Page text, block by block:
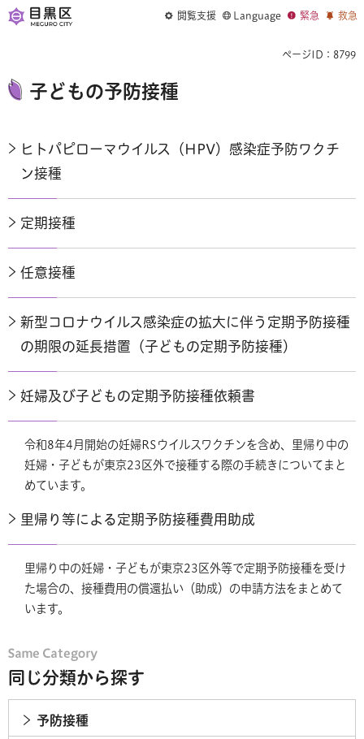
閲覧支援 Language 緊急 救急
ページID：8799
子どもの予防接種
ヒトパピローマウイルス（HPV）感染症予防ワクチ
ン接種
定期接種
任意接種
新型コロナウイルス感染症の拡大に伴う定期予防接種
の期限の延長措置（子どもの定期予防接種）
妊婦及び子どもの定期予防接種依頼書
令和8年4月開始の妊婦RSウイルスワクチンを含め、里帰り中の
妊婦・子どもが東京23区外で接種する際の手続きについてまと
めています。
里帰り等による定期予防接種費用助成
里帰り中の妊婦・子どもが東京23区外等で定期予防接種を受け
た場合の、接種費用の償還払い（助成）の申請方法をまとめて
います。
同じ分類から探す
予防接種